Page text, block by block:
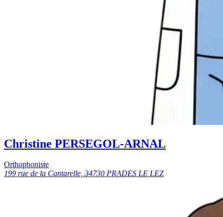
Christine PERSEGOL-ARNAL
Orthophoniste
199 rue de la Cantarelle, 34730 PRADES LE LEZ